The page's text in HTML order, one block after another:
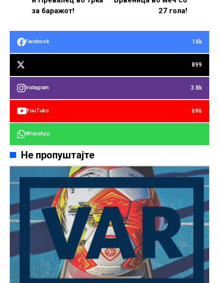
за баражот!
27 гола!
Facebook 14k
899
Instagram 3.8k
YouTube 696
WhatsApp
Не пропуштајте